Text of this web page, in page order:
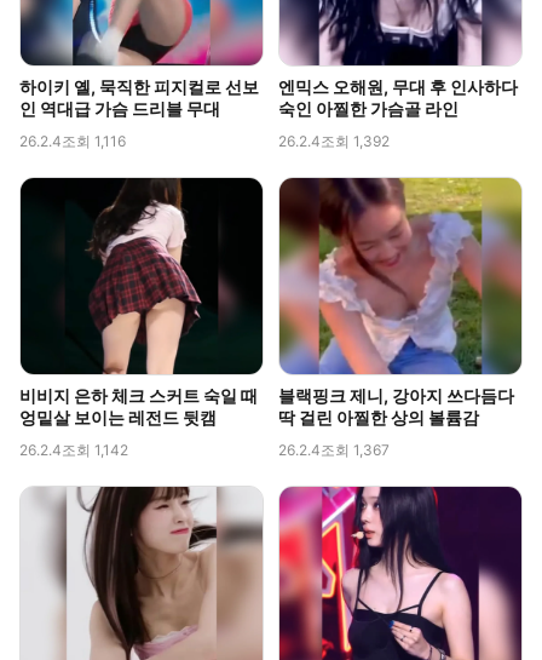
하이키 옐, 묵직한 피지컬로 선보
인 역대급 가슴 드리블 무대
26.2.4조회 1,116
엔믹스 오해원, 무대 후 인사하다
숙인 아찔한 가슴골 라인
26.2.4조회 1,392
비비지 은하 체크 스커트 숙일 때
엉밑살 보이는 레전드 뒷캠
26.2.4조회 1,142
블랙핑크 제니, 강아지 쓰다듬다
딱 걸린 아찔한 상의 볼륨감
26.2.4조회 1,367